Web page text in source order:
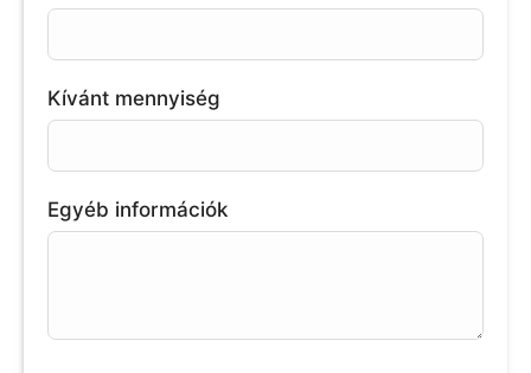
Kívánt mennyiség
Egyéb információk